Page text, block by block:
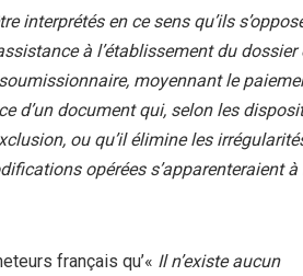
interprétés en ce sens qu’ils
à l’établissement du dossier
moyennant le
d’un document qui, selon les
ou qu’il élimine les
opérées s’apparenteraient à
français qu’« Il n’existe aucun